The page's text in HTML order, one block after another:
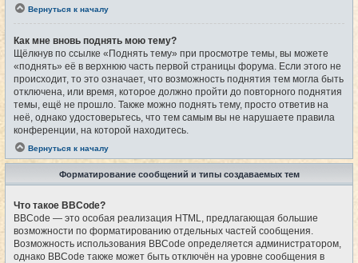
Вернуться к началу
Как мне вновь поднять мою тему?
Щёлкнув по ссылке «Поднять тему» при просмотре темы, вы можете
«поднять» её в верхнюю часть первой страницы форума. Если этого не
происходит, то это означает, что возможность поднятия тем могла быть
отключена, или время, которое должно пройти до повторного поднятия
темы, ещё не прошло. Также можно поднять тему, просто ответив на
неё, однако удостоверьтесь, что тем самым вы не нарушаете правила
конференции, на которой находитесь.
Вернуться к началу
Форматирование сообщений и типы создаваемых тем
Что такое BBCode?
BBCode — это особая реализация HTML, предлагающая большие
возможности по форматированию отдельных частей сообщения.
Возможность использования BBCode определяется администратором,
однако BBCode также может быть отключён на уровне сообщения в